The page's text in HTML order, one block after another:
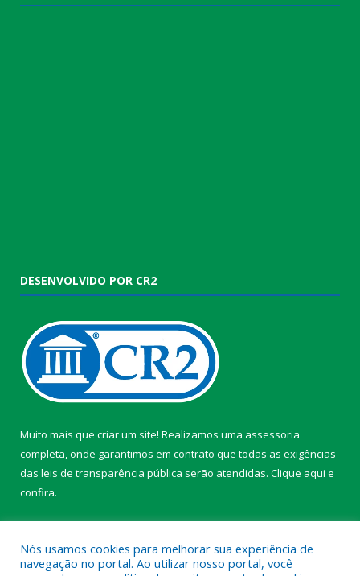
DESENVOLVIDO POR CR2
Muito mais que criar um site! Realizamos uma assessoria
completa, onde garantimos em contrato que todas as exigências
das leis de transparência pública serão atendidas. Clique aqui e
confira.
Nós usamos cookies para melhorar sua experiência de
navegação no portal. Ao utilizar nosso portal, você